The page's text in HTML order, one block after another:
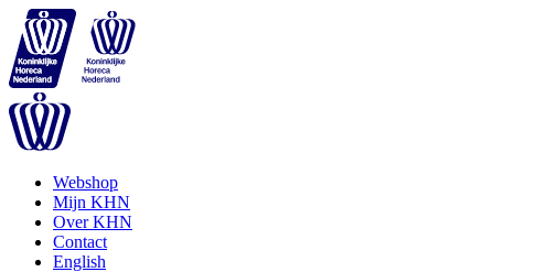
Webshop
Mijn KHN
Over KHN
Contact
English